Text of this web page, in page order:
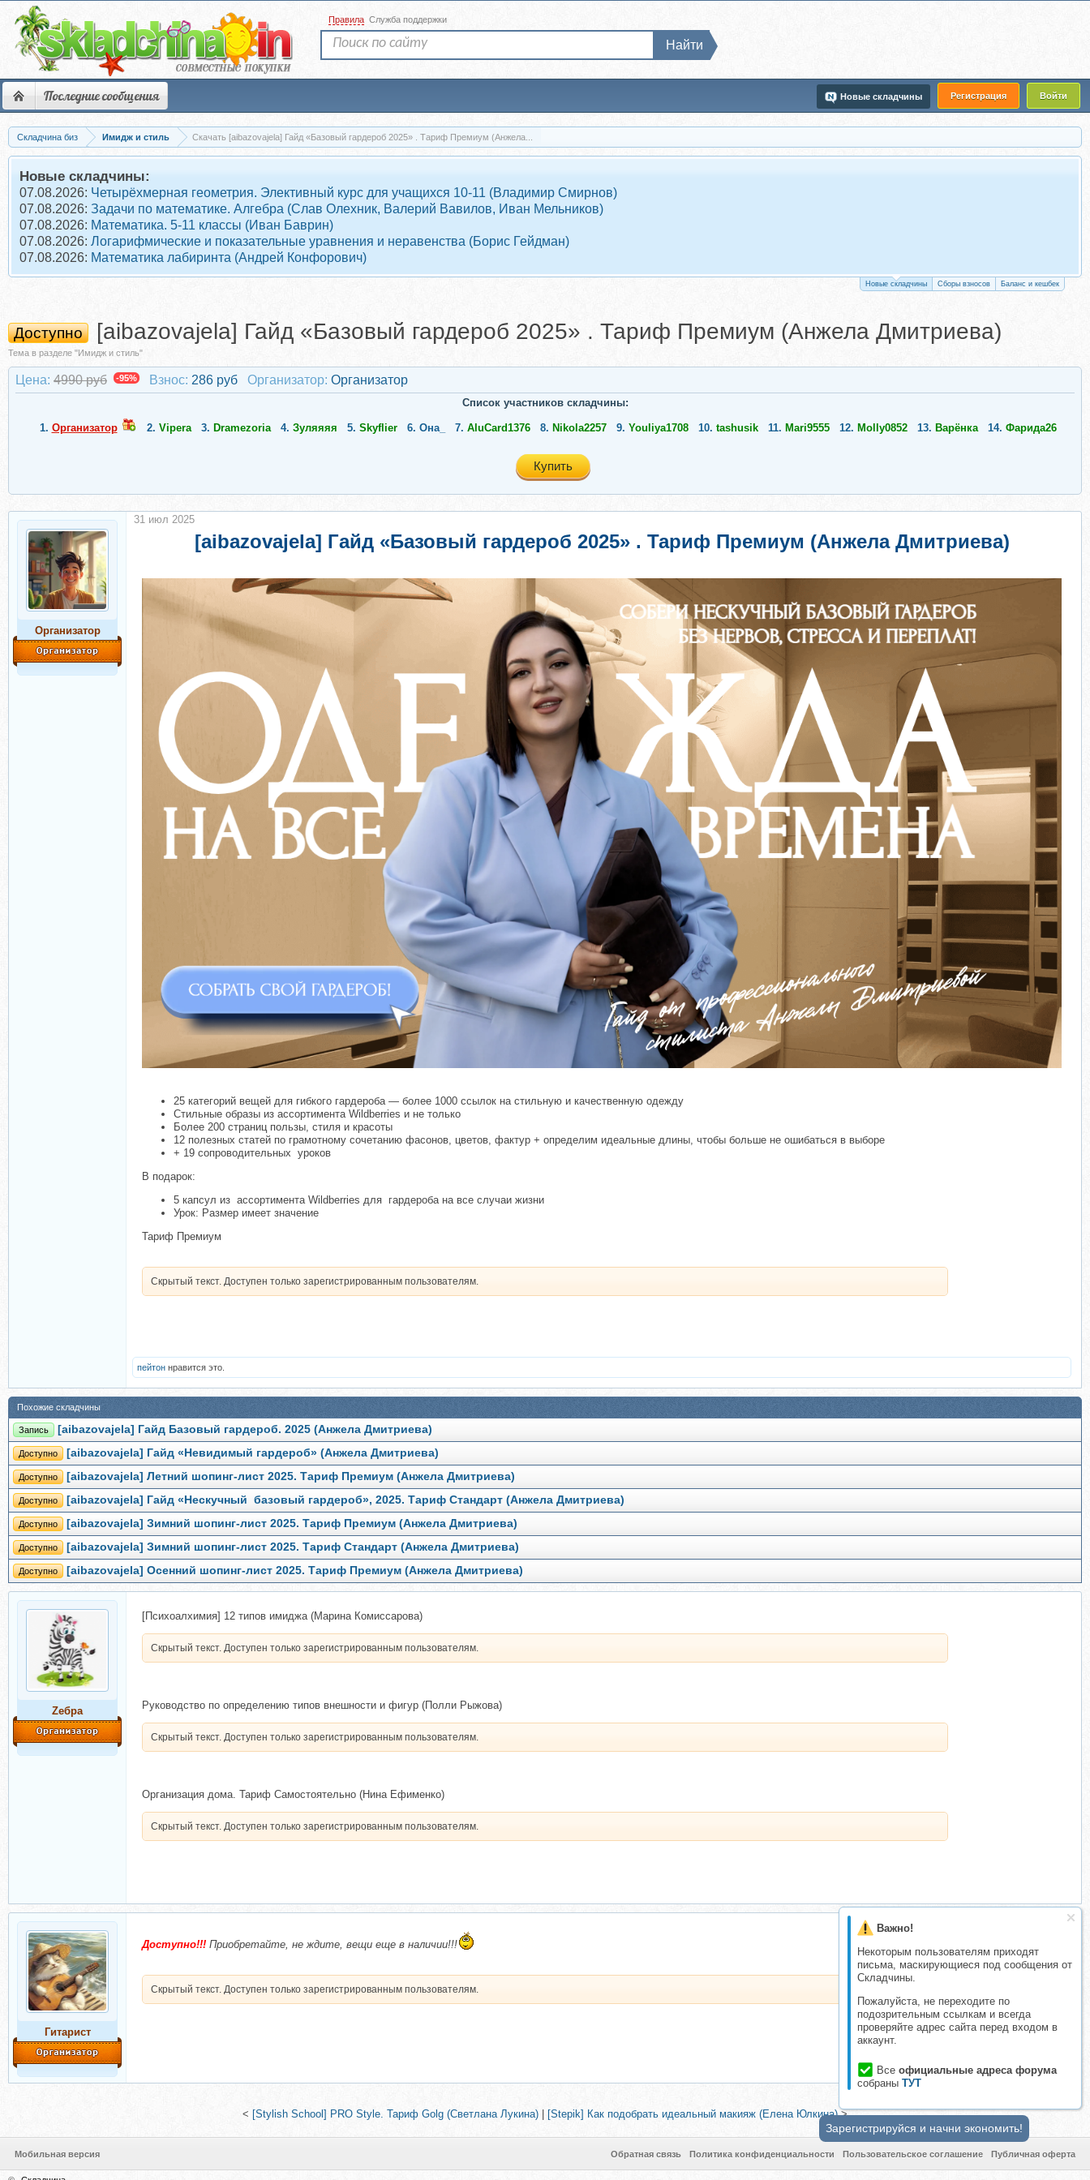
Последние сообщения Регистрация Войти
Новые складчины
Правила Служба поддержки
Найти
Складчина биз Имидж и стиль Скачать [aibazovajela] Гайд «Базовый гардероб 2025» . Тариф Премиум (Анжела...
Новые складчины:
07.08.2026: Четырёхмерная геометрия. Элективный курс для учащихся 10-11 (Владимир Смирнов)
07.08.2026: Задачи по математике. Алгебра (Слав Олехник, Валерий Вавилов, Иван Мельников)
07.08.2026: Математика. 5-11 классы (Иван Баврин)
07.08.2026: Логарифмические и показательные уравнения и неравенства (Борис Гейдман)
07.08.2026: Математика лабиринта (Андрей Конфорович)
Новые складчины Сборы взносов Баланс и кешбек
Важно!
Некоторым пользователям приходят
письма, маскирующиеся под сообщения от
Складчины.
Пожалуйста, не переходите по
подозрительным ссылкам и всегда
проверяйте адрес сайта перед входом в
аккаунт.
Все официальные адреса форума
собраны ТУТ
Доступно [aibazovajela] Гайд «Базовый гардероб 2025» . Тариф Премиум (Анжела Дмитриева)
Тема в разделе "Имидж и стиль"
Цена: 4990 руб -95% Взнос: 286 руб Организатор: Организатор
Список участников складчины:
1. Организатор 2. Vipera 3. Dramezoria 4. Зуляяяя 5. Skyflier 6. Она_ 7. AluCard1376 8. Nikola2257 9. Youliya1708 10. tashusik 11. Mari9555 12. Molly0852 13. Варёнка 14. Фарида26
Купить
Организатор
[aibazovajela] Гайд «Базовый гардероб 2025» . Тариф Премиум (Анжела Дмитриева)
25 категорий вещей для гибкого гардероба — более 1000 ссылок на стильную и качественную одежду
Стильные образы из ассортимента Wildberries и не только
Более 200 страниц пользы, стиля и красоты
12 полезных статей по грамотному сочетанию фасонов, цветов, фактур + определим идеальные длины, чтобы больше не ошибаться в выборе
+ 19 сопроводительных уроков
В подарок:
5 капсул из ассортимента Wildberries для гардероба на все случаи жизни
Урок: Размер имеет значение
Тариф Премиум
Скрытый текст. Доступен только зарегистрированным пользователям.
31 июл 2025
пейтон нравится это.
Похожие складчины
Запись [aibazovajela] Гайд Базовый гардероб. 2025 (Анжела Дмитриева)
Доступно [aibazovajela] Гайд «Невидимый гардероб» (Анжела Дмитриева)
Доступно [aibazovajela] Летний шопинг-лист 2025. Тариф Премиум (Анжела Дмитриева)
Доступно [aibazovajela] Гайд «Нескучный базовый гардероб», 2025. Тариф Стандарт (Анжела Дмитриева)
Доступно [aibazovajela] Зимний шопинг-лист 2025. Тариф Премиум (Анжела Дмитриева)
Доступно [aibazovajela] Зимний шопинг-лист 2025. Тариф Стандарт (Анжела Дмитриева)
Доступно [aibazovajela] Осенний шопинг-лист 2025. Тариф Премиум (Анжела Дмитриева)
Zебра
[Психоалхимия] 12 типов имиджа (Марина Комиссарова)
Скрытый текст. Доступен только зарегистрированным пользователям.
Руководство по определению типов внешности и фигур (Полли Рыжова)
Скрытый текст. Доступен только зарегистрированным пользователям.
Организация дома. Тариф Самостоятельно (Нина Ефименко)
Скрытый текст. Доступен только зарегистрированным пользователям.
Гитарист
Доступно!!! Приобретайте, не ждите, вещи еще в наличии!!!
Скрытый текст. Доступен только зарегистрированным пользователям.
< [Stylish School] PRO Style. Тариф Golg (Светлана Лукина) [Stepik] Как подобрать идеальный макияж (Елена Юлкина)>
Мобильная версия Обратная связь Политика конфиденциальности Пользовательское соглашение Публичная оферта
Зарегистрируйся и начни экономить!